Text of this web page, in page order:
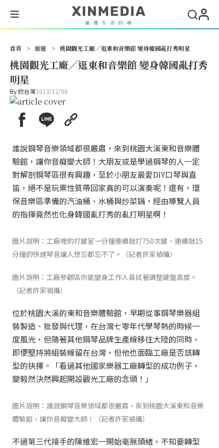
首頁 > 旅遊 > 桃園觀光工廠／逛東和音樂館 變身韓國亂打秀明星
桃園觀光工廠／逛東和音樂館 變身韓國亂打秀
明星
By欣台灣2013/12/06
誰說鋼琴音樂領域都很嚴肅，來到桃園大溪東和音樂體
驗館，讓你音癡變大師！大朋友或是學過鋼琴的人一定
對解剖鋼琴區很有興趣，至於小朋友最愛DIY口琴與直
笛，絕不是玩票性質帶回家真的可以演奏呢！還有，環
保音樂區準備的汽油桶、水桶與炒菜鍋，經由導覽人員
的指揮竟然也化身韓國亂打秀的亂打明星啊！
圖片說明：工廠裡的打鍵室一分鐘連續敲打750次鍵、連續敲15
分鐘的快速琴音讓人想忘都忘不了。（記者許家禎攝）
圖片說明：工廠參觀區你能變身工作人員試著調整鍵盤高度。
（記者許家禎攝）
位於桃園大溪的東和音樂體驗館，早期從事鋼琴樂器組
裝製造、批發與代理，在台灣七零年代學琴熱的時候一
度風光，但隨著其他鋼琴品牌生產線移往大陸的同時，
即便堅持將組裝線留在台灣，但他也面臨工廠是否該轉
型的抉擇。「看過其他國家樂器工廠轉型的成功例子，
變毅然決然興起開設觀光工廠的念頭！」
圖片說明：誰說鋼琴音樂領域都很嚴肅，來到桃園大溪東和音樂
體驗館，讓你音癡變大師！（記者許家禎攝）
不過第三代接手的陳維宏一開始毫無頭緒，不知要轉型